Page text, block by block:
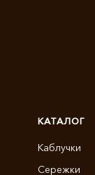
КАТАЛОГ
Каблучки
Сережки